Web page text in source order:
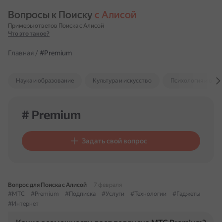
Вопросы к Поиску с Алисой
Примеры ответов Поиска с Алисой
Что это такое?
Главная / #Premium
Наука и образование Культура и искусство Психология и
# Premium
Задать свой вопрос
Вопрос для Поиска с Алисой
7 февраля
#МТС
#Premium #Подписка #Услуги #Технологии
#Гаджеты
#Интернет